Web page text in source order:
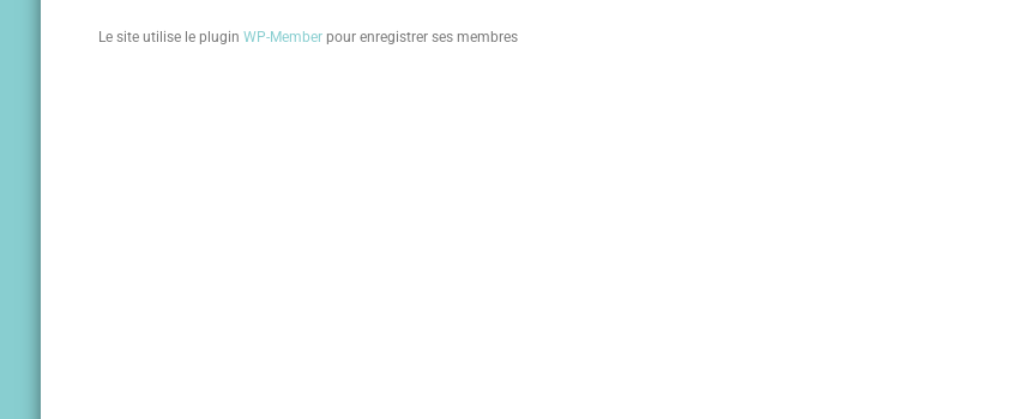
Le site utilise le plugin WP-Memberpour enregistrer ses membres